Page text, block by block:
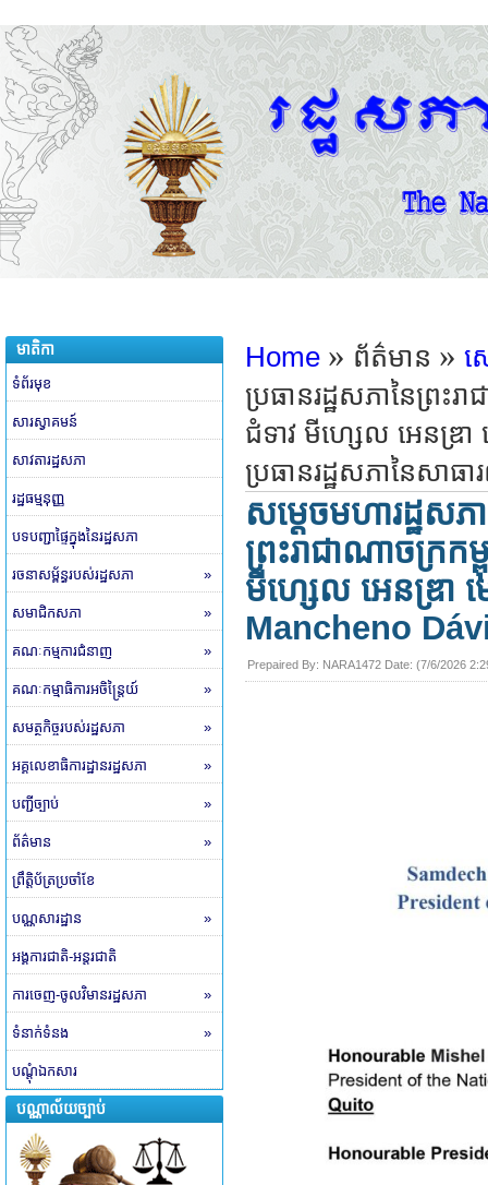
មាតិកា
ទំព័រមុខ
សារស្វាគមន៍
សាវតារដ្ឋសភា
រដ្ឋធម្មនុញ្ញ
បទបញ្ជាផ្ទៃក្នុងនៃរដ្ឋសភា
រចនាសម្ព័ន្ធរបស់រដ្ឋសភា »
សមាជិកសភា »
គណៈកម្មការជំនាញ »
គណៈកម្មាធិការអចិន្ត្រៃយ៍ »
សមត្ថកិច្ចរបស់រដ្ឋសភា »
អគ្គលេខាធិការដ្ឋានរដ្ឋសភា »
បញ្ជីច្បាប់ »
ព័ត៌មាន »
ព្រឹត្តិប័ត្រប្រចាំខែ
បណ្ណសារដ្ឋាន »
អង្គការជាតិ-អន្តរជាតិ
ការចេញ-ចូលវិមានរដ្ឋសភា »
ទំនាក់ទំនង »
បណ្តុំឯកសារ
បណ្ណាល័យច្បាប់
Home » ព័ត៌មាន » ស
ប្រធានរដ្ឋសភានៃព្រះ
ជំទាវ មីហ្សេល អេនឌ្រ
ប្រធានរដ្ឋសភានៃសាធារ
សម្តេចមហារដ្ឋស
ព្រះរាជាណាចក្រ
មីហ្សេល អេនឌ្រា
Mancheno
Prepaired By: NARA1472 ​ Date: (7/6/2026